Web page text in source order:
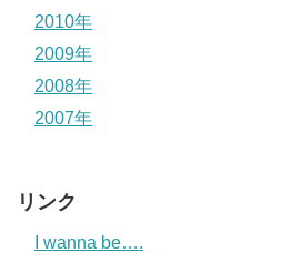
2010年
2009年
2008年
2007年
リンク
I wanna be….